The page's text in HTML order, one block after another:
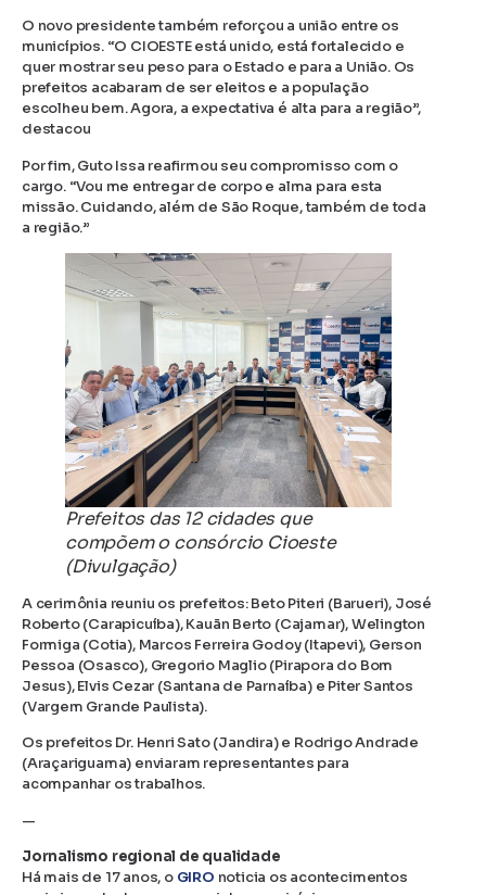
O novo presidente também reforçou a união entre os
municípios. “O CIOESTE está unido, está fortalecido e
quer mostrar seu peso para o Estado e para a União. Os
prefeitos acabaram de ser eleitos e a população
escolheu bem. Agora, a expectativa é alta para a região”,
destacou
Por fim, Guto Issa reafirmou seu compromisso com o
cargo. “Vou me entregar de corpo e alma para esta
missão. Cuidando, além de São Roque, também de toda
a região.”
Prefeitos das 12 cidades que
compõem o consórcio Cioeste
(Divulgação)
A cerimônia reuniu os prefeitos: Beto Piteri (Barueri), José
Roberto (Carapicuíba), Kauãn Berto (Cajamar), Welington
Formiga (Cotia), Marcos Ferreira Godoy (Itapevi), Gerson
Pessoa (Osasco), Gregorio Maglio (Pirapora do Bom
Jesus), Elvis Cezar (Santana de Parnaíba) e Piter Santos
(Vargem Grande Paulista).
Os prefeitos Dr. Henri Sato (Jandira) e Rodrigo Andrade
(Araçariguama) enviaram representantes para
acompanhar os trabalhos.
—
Jornalismo regional de qualidade
Há mais de 17 anos, o GIRO noticia os acontecimentos